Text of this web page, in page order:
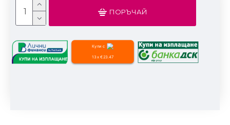
ПОРЪЧАЙ
Купи с
13 x €23.47